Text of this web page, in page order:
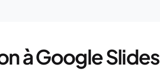
à Google Slides